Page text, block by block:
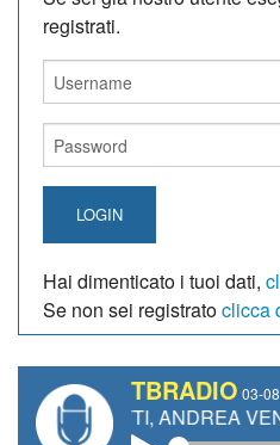
registrati.
LOGIN
Hai dimenticato i tuoi dati,
Se non sei registratoclicca
TBRADIO 03-
ANDREA VENDRAME,